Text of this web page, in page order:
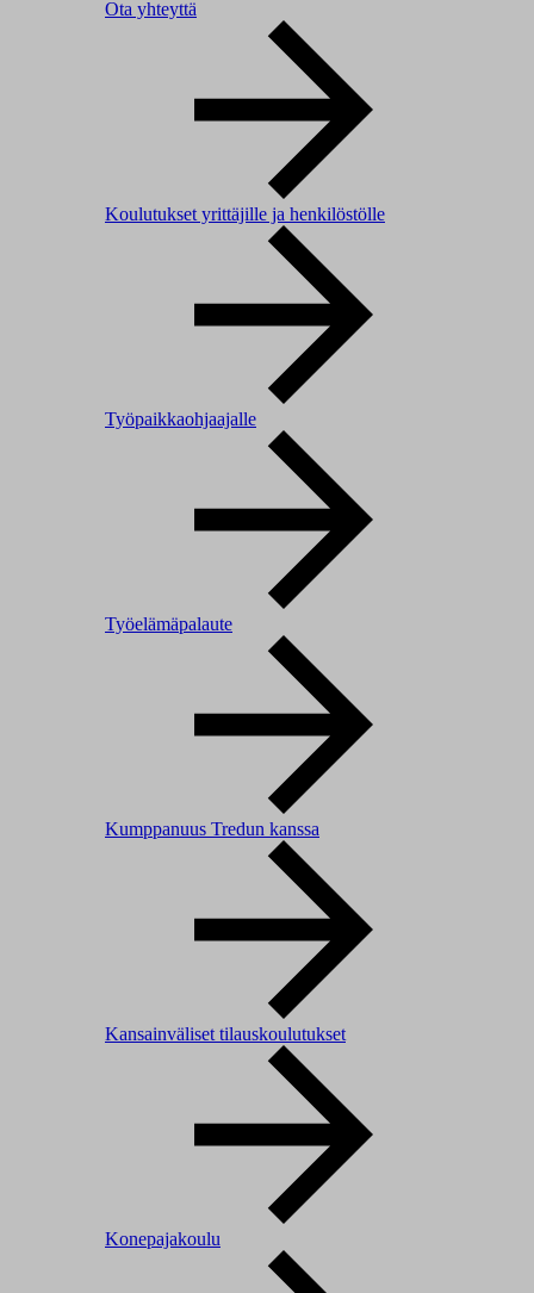
Ota yhteyttä
Koulutukset yrittäjille ja henkilöstölle
Työpaikkaohjaajalle
Työelämäpalaute
Kumppanuus Tredun kanssa
Kansainväliset tilauskoulutukset
Konepajakoulu